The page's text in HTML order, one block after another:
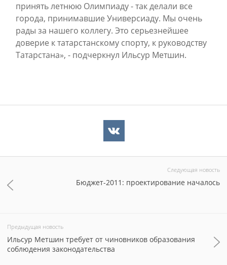
принять летнюю Олимпиаду - так делали все
города, принимавшие Универсиаду. Мы очень
рады за нашего коллегу. Это серьезнейшее
доверие к татарстанскому спорту, к руководству
Татарстана», - подчеркнул Ильсур Метшин.
Следующая новость
Бюджет-2011: проектирование началось
Предыдущая новость
Ильсур Метшин требует от чиновников образования
соблюдения законодательства